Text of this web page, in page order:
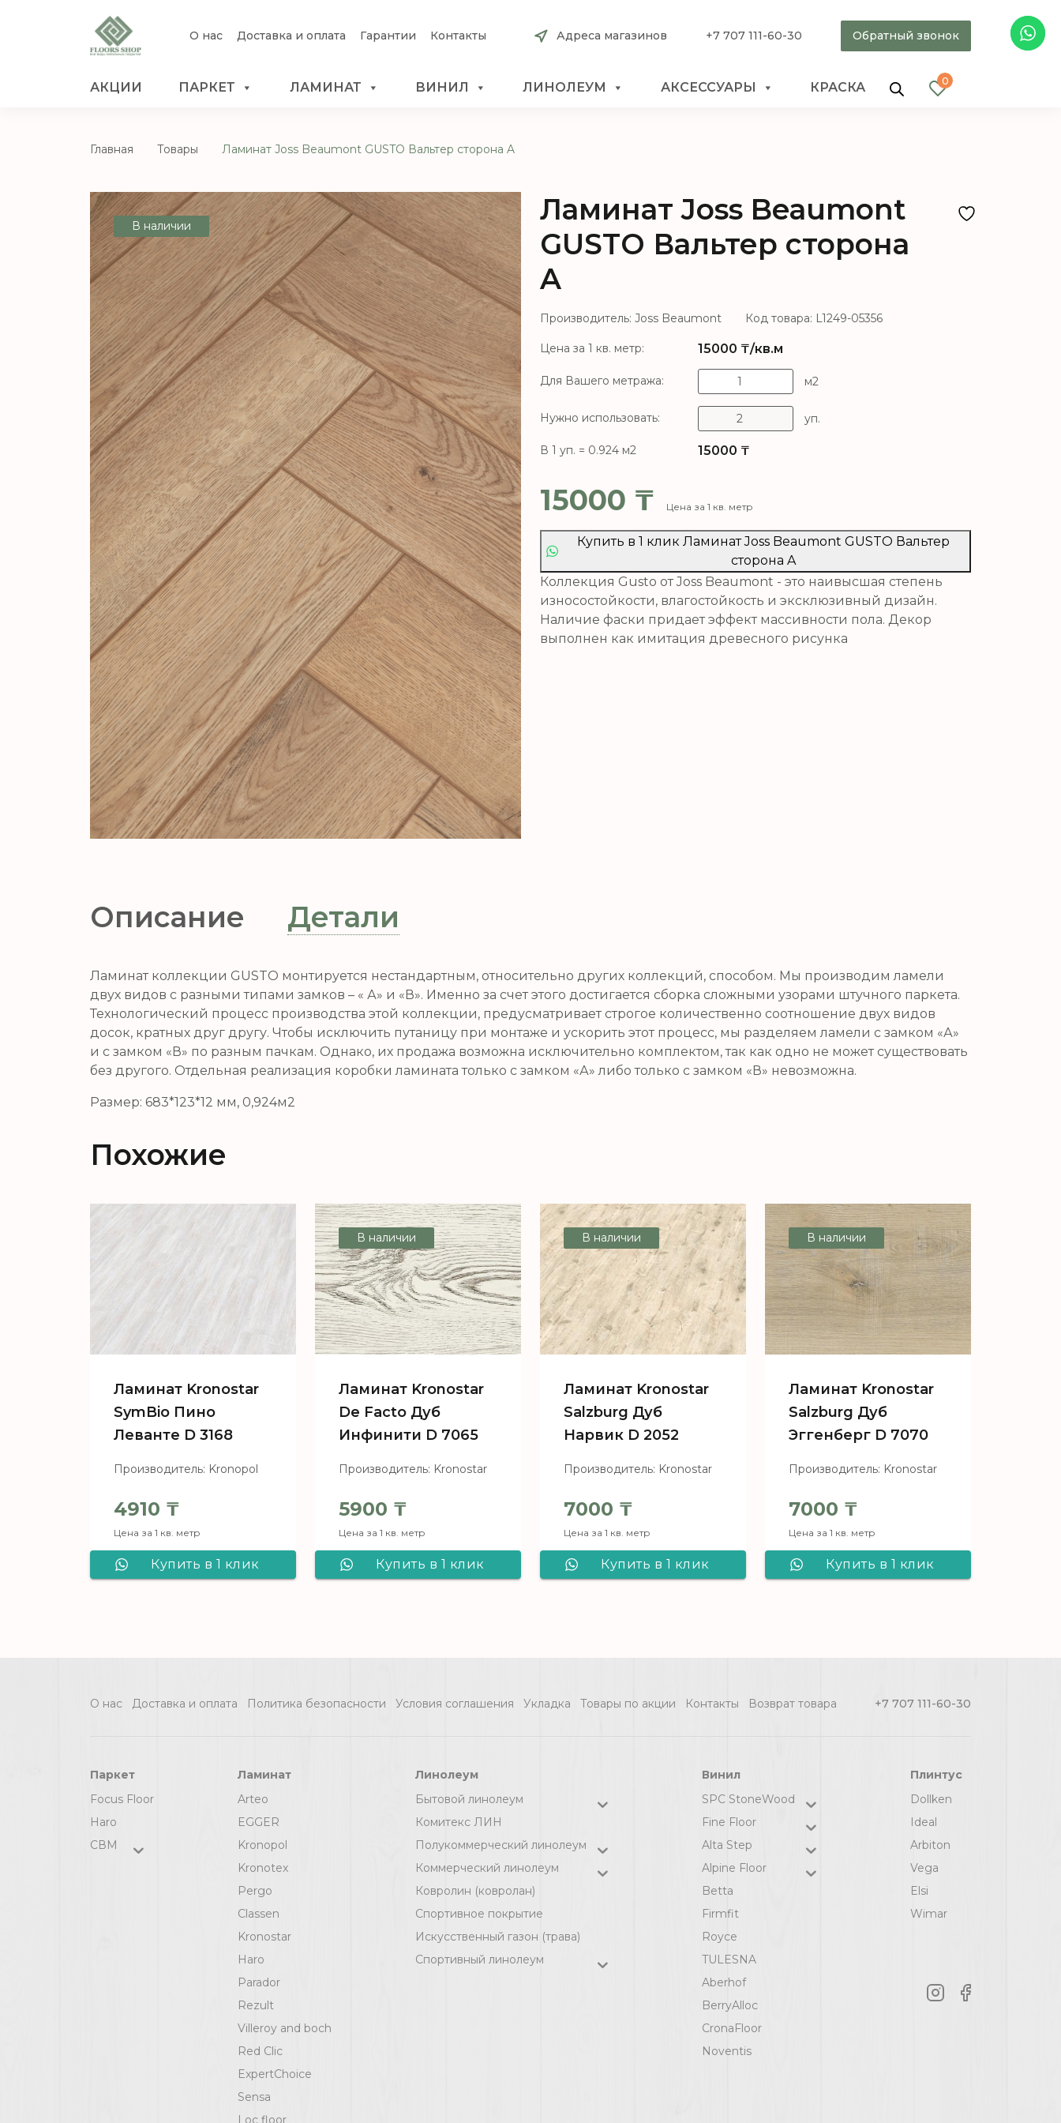
О нас Доставка и оплата Гарантии Контакты Адреса магазинов +7 707 111-60-30 Обратный звонок
АКЦИИ ПАРКЕТ ЛАМИНАТ ВИНИЛ ЛИНОЛЕУМ АКСЕССУАРЫ КРАСКА 0
Главная Товары Ламинат Joss Beaumont GUSTO Вальтер сторона A
В наличии
Ламинат Joss Beaumont
GUSTO Вальтер сторона
A
Производитель: Joss Beaumont Код товара: L1249-05356
Цена за 1 кв. метр: 15000 ₸/кв.м
Для Вашего метража: м2
Нужно использовать: уп.
В 1 уп. = 0.924 м2 15000 ₸
15000 ₸ Цена за 1 кв. метр
Купить в 1 клик Ламинат Joss Beaumont GUSTO Вальтер
сторона A
Коллекция Gusto от Joss Beaumont - это наивысшая степень
износостойкости, влагостойкость и эксклюзивный дизайн.
Наличие фаски придает эффект массивности пола. Декор
выполнен как имитация древесного рисунка
Описание Детали
Ламинат коллекции GUSTO монтируется нестандартным, относительно других коллекций, способом. Мы производим ламели
двух видов с разными типами замков – « А» и «В». Именно за счет этого достигается сборка сложными узорами штучного паркета.
Технологический процесс производства этой коллекции, предусматривает строгое количественно соотношение двух видов
досок, кратных друг другу. Чтобы исключить путаницу при монтаже и ускорить этот процесс, мы разделяем ламели с замком «А»
и с замком «В» по разным пачкам. Однако, их продажа возможна исключительно комплектом, так как одно не может существовать
без другого. Отдельная реализация коробки ламината только с замком «А» либо только с замком «В» невозможна.
Размер: 683*123*12 мм, 0,924м2
Похожие
Ламинат Kronostar
SymBio Пино
Леванте D 3168
Производитель: Kronopol
4910 ₸
Цена за 1 кв. метр
Купить в 1 клик
В наличии
Ламинат Kronostar
De Facto Дуб
Инфинити D 7065
Производитель: Kronostar
5900 ₸
Цена за 1 кв. метр
Купить в 1 клик
В наличии
Ламинат Kronostar
Salzburg Дуб
Нарвик D 2052
Производитель: Kronostar
7000 ₸
Цена за 1 кв. метр
Купить в 1 клик
В наличии
Ламинат Kronostar
Salzburg Дуб
Эггенберг D 7070
Производитель: Kronostar
7000 ₸
Цена за 1 кв. метр
Купить в 1 клик
О нас Доставка и оплата Политика безопасности Условия соглашения Укладка Товары по акции Контакты Возврат товара +7 707 111-60-30
Паркет
Focus Floor
Haro
СВМ
Ламинат
Arteo
EGGER
Kronopol
Kronotex
Pergo
Classen
Kronostar
Haro
Parador
Rezult
Villeroy and boch
Red Clic
ExpertChoice
Sensa
Loc floor
Линолеум
Бытовой линолеум
Комитекс ЛИН
Полукоммерческий линолеум
Коммерческий линолеум
Ковролин (ковролан)
Спортивное покрытие
Искусственный газон (трава)
Спортивный линолеум
Винил
SPC StoneWood
Fine Floor
Alta Step
Alpine Floor
Betta
Firmfit
Royce
TULESNA
Aberhof
BerryAlloc
CronaFloor
Noventis
Плинтус
Dollken
Ideal
Arbiton
Vega
Elsi
Wimar